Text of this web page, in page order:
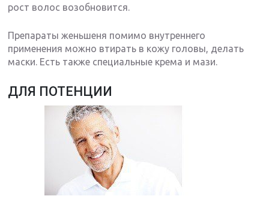
рост волос возобновится.
Препараты женьшеня помимо внутреннего
применения можно втирать в кожу головы, делать
маски. Есть также специальные крема и мази.
ДЛЯ ПОТЕНЦИИ